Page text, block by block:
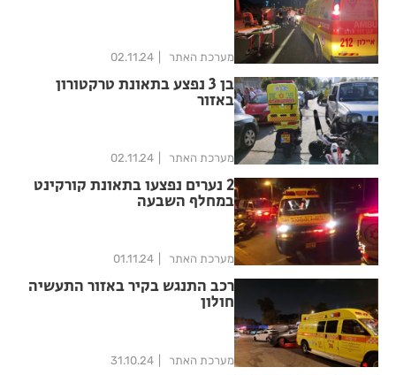
מערכת האתר 02.11.24
בן 3 נפצע בתאונת טרקטורון
באזור
מערכת האתר 02.11.24
2 נערים נפצעו בתאונת קורקינט
במחלף השבעה
מערכת האתר 01.11.24
רכב התנגש בקיר באזור התעשיה
חולון
מערכת האתר 31.10.24